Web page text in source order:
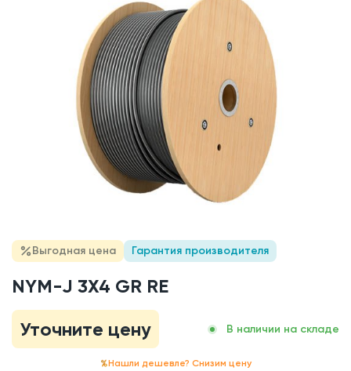
Выгодная цена Гарантия производителя
NYM-J 3X4 GR RE
Уточните цену
В наличии на складе
Нашли дешевле? Снизим цену